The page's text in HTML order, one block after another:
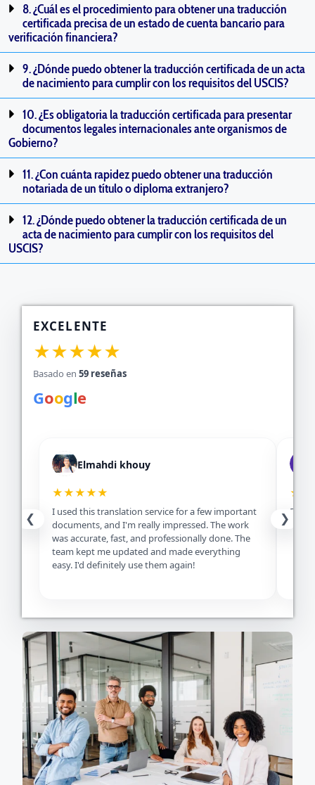
8. ¿Cuál es el procedimiento para obtener una traducción
certificada precisa de un estado de cuenta bancario para
verificación financiera?
9. ¿Dónde puedo obtener la traducción certificada de un acta
de nacimiento para cumplir con los requisitos del USCIS?
10. ¿Es obligatoria la traducción certificada para presentar
documentos legales internacionales ante organismos de
Gobierno?
11. ¿Con cuánta rapidez puedo obtener una traducción
notariada de un título o diploma extranjero?
12. ¿Dónde puedo obtener la traducción certificada de un
acta de nacimiento para cumplir con los requisitos del
USCIS?
EXCELENTE
★★★★★
Basado en59 reseñas
Google
❮
Elmahdi khouy
★★★★★
I used this translation service for a few important
documents, and I'm really impressed. The work
was accurate, fast, and professionally done. The
team kept me updated and made everything
easy. I'd definitely use them again!
❯